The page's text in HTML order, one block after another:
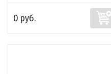
0 руб.